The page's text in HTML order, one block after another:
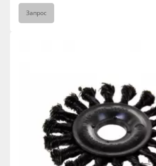
Запрос